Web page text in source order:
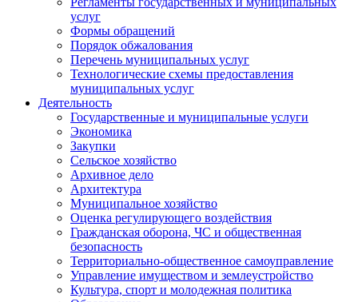
услуг
Формы обращений
Порядок обжалования
Перечень муниципальных услуг
Технологические схемы предоставления
муниципальных услуг
Деятельность
Государственные и муниципальные услуги
Экономика
Закупки
Сельское хозяйство
Архивное дело
Архитектура
Муниципальное хозяйство
Оценка регулирующего воздействия
Гражданская оборона, ЧС и общественная
безопасность
Территориально-общественное самоуправление
Управление имуществом и землеустройство
Культура, спорт и молодежная политика